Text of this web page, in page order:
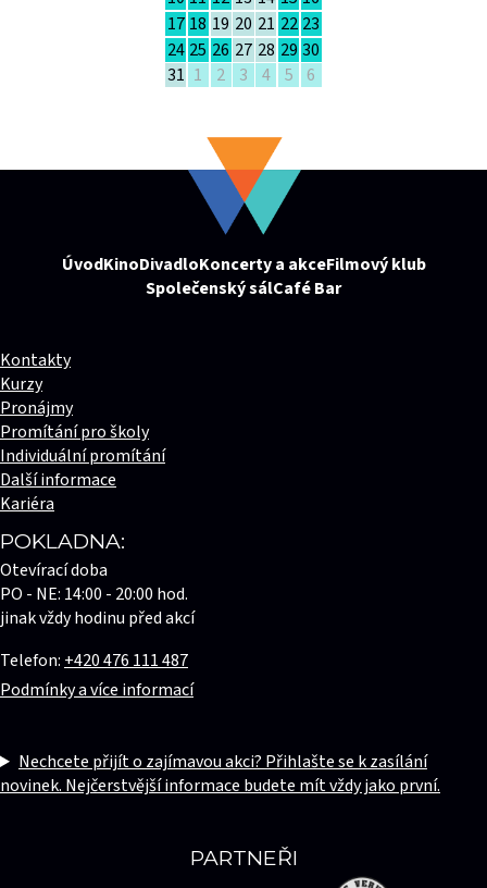
17 18 19 20 21 22 23
24 25 26 27 28 29 30
31 1 2 3 4 5 6
ÚvodKinoDivadloKoncerty a akceFilmový klub
Společenský sálCafé Bar
PARTNEŘI
Kontakty
Kurzy
Pronájmy
Promítání pro školy
Individuální promítání
Další informace
Kariéra
POKLADNA:
Otevírací doba
PO - NE: 14:00 - 20:00 hod.
jinak vždy hodinu před akcí
Telefon: +420 476 111 487
Podmínky a více informací
Nechcete přijít o zajímavou akci? Přihlašte se k zasílání
novinek. Nejčerstvější informace budete mít vždy jako první.